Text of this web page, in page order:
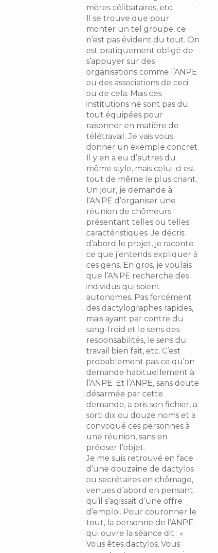
mères célibataires, etc.
Il se trouve que pour
monter un tel groupe, ce
n’est pas évident du tout. On
est pratiquement obligé de
s’appuyer sur des
organisations comme l’ANPE
ou des associations de ceci
ou de cela. Mais ces
institutions ne sont pas du
tout équipées pour
raisonner en matière de
télétravail. Je vais vous
donner un exemple concret.
Il y en a eu d’autres du
même style, mais celui-ci est
tout de même le plus criant.
Un jour, je demande à
l’ANPE d’organiser une
réunion de chômeurs
présentant telles ou telles
caractéristiques. Je décris
d’abord le projet, je raconte
ce que j’entends expliquer à
ces gens. En gros, je voulais
que l’ANPE recherche des
individus qui soient
autonomes. Pas forcément
des dactylographes rapides,
mais ayant par contre du
sang-froid et le sens des
responsabilités, le sens du
travail bien fait, etc. C’est
probablement pas ce qu’on
demande habituellement à
l’ANPE. Et l’ANPE, sans doute
désarmée par cette
demande, a pris son fichier, a
sorti dix ou douze noms et a
convoqué ces personnes à
une réunion, sans en
préciser l’objet.
Je me suis retrouvé en face
d’une douzaine de dactylos
ou secrétaires en chômage,
venues d’abord en pensant
qu’il s’agissait d’une offre
d’emploi. Pour couronner le
tout, la personne de l’ANPE
qui ouvre la séance dit : «
Vous êtes dactylos. Vous